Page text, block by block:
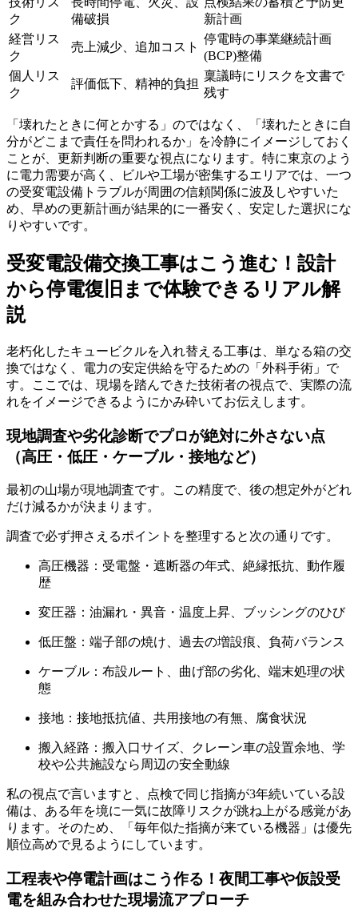
ク
備破損
新計画
経営リス
ク
売上減少、追加コスト
停電時の事業継続計画
(BCP)整備
個人リス
ク
評価低下、精神的負担
稟議時にリスクを文書で
残す
「壊れたときに何とかする」のではなく、「壊れたときに自
分がどこまで責任を問われるか」を冷静にイメージしておく
ことが、更新判断の重要な視点になります。特に東京のよう
に電力需要が高く、ビルや工場が密集するエリアでは、一つ
の受変電設備トラブルが周囲の信頼関係に波及しやすいた
め、早めの更新計画が結果的に一番安く、安定した選択にな
りやすいです。
受変電設備交換工事はこう進む！設計
から停電復旧まで体験できるリアル解
説
老朽化したキュービクルを入れ替える工事は、単なる箱の交
換ではなく、電力の安定供給を守るための「外科手術」で
す。ここでは、現場を踏んできた技術者の視点で、実際の流
れをイメージできるようにかみ砕いてお伝えします。
現地調査や劣化診断でプロが絶対に外さない点
（高圧・低圧・ケーブル・接地など）
最初の山場が現地調査です。この精度で、後の想定外がどれ
だけ減るかが決まります。
調査で必ず押さえるポイントを整理すると次の通りです。
高圧機器：受電盤・遮断器の年式、絶縁抵抗、動作履
歴
変圧器：油漏れ・異音・温度上昇、ブッシングのひび
低圧盤：端子部の焼け、過去の増設痕、負荷バランス
ケーブル：布設ルート、曲げ部の劣化、端末処理の状
態
接地：接地抵抗値、共用接地の有無、腐食状況
搬入経路：搬入口サイズ、クレーン車の設置余地、学
校や公共施設なら周辺の安全動線
私の視点で言いますと、点検で同じ指摘が3年続いている設
備は、ある年を境に一気に故障リスクが跳ね上がる感覚があ
ります。そのため、「毎年似た指摘が来ている機器」は優先
順位高めで見るようにしています。
工程表や停電計画はこう作る！夜間工事や仮設受
電を組み合わせた現場流アプローチ